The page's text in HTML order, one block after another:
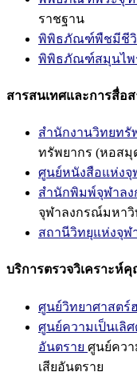
ราชฐาน
พิพิธภัณฑ์พืชมีชี
พิพิธภัณฑ์สมุนไพ
สารสนเทศและการสื่อ
สำนักงานวิทยทรั
ทรัพยากร (หอสมุ
ศูนย์หนังสือแห่งจุ
สำนักพิมพ์จุฬาล
จุฬาลงกรณ์มหาวิ
สถานีวิทยุแห่งจุฬ
บริการตรวจวิเคราะห์
ศูนย์วิทยาศาสตร์
ศูนย์ความเป็นเลิ
อันตราย ศูนย์ควา
เสียอันตราย